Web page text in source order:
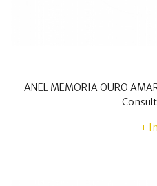
ANEL MEMORIA OURO
+